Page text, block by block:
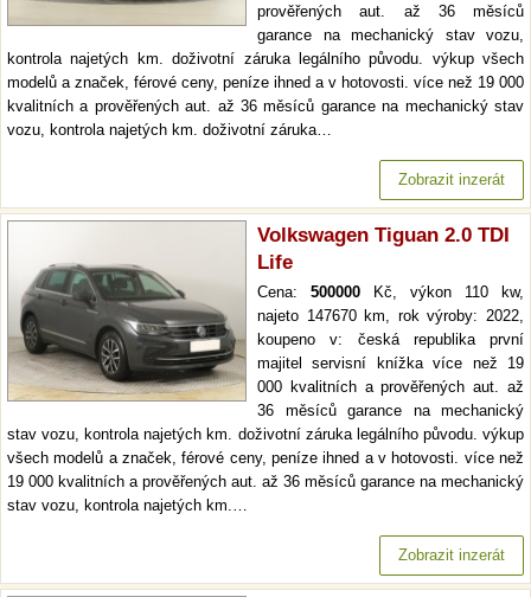
prověřených aut. až 36 měsíců
garance na mechanický stav vozu,
kontrola najetých km. doživotní záruka legálního původu. výkup všech
modelů a značek, férové ceny, peníze ihned a v hotovosti. více než 19 000
kvalitních a prověřených aut. až 36 měsíců garance na mechanický stav
vozu, kontrola najetých km. doživotní záruka…
Zobrazit inzerát
Volkswagen Tiguan 2.0 TDI
Life
Cena: 500000 Kč, výkon 110 kw,
najeto 147670 km, rok výroby: 2022,
koupeno v: česká republika první
majitel servisní knížka více než 19
000 kvalitních a prověřených aut. až
36 měsíců garance na mechanický
stav vozu, kontrola najetých km. doživotní záruka legálního původu. výkup
všech modelů a značek, férové ceny, peníze ihned a v hotovosti. více než
19 000 kvalitních a prověřených aut. až 36 měsíců garance na mechanický
stav vozu, kontrola najetých km.…
Zobrazit inzerát